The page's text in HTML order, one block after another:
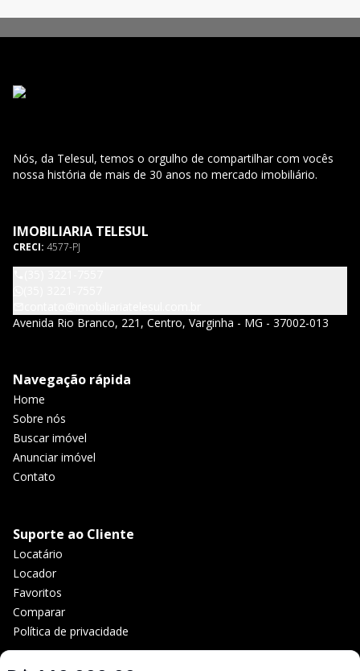
Nós, da Telesul, temos o orgulho de compartilhar com vocês
nossa história de mais de 30 anos no mercado imobiliário.
IMOBILIARIA TELESUL
CRECI: 4577-PJ
Avenida Rio Branco, 221, Centro, Varginha - MG - 37002-013
Navegação rápida
Home
Sobre nós
Buscar imóvel
Anunciar imóvel
Contato
Suporte ao Cliente
Locatário
Locador
Favoritos
Comparar
Política de privacidade